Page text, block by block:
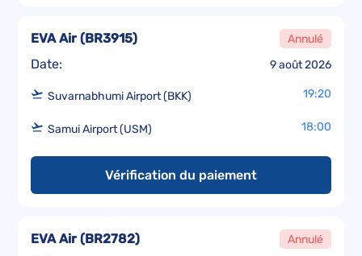
Date: 9 août 2026
EVA Air(BR3915) Annulé
Suvarnabhumi Airport (BKK) 19:20
Samui Airport (USM) 18:00
Vérification du paiement
EVA Air(BR2782) Annulé